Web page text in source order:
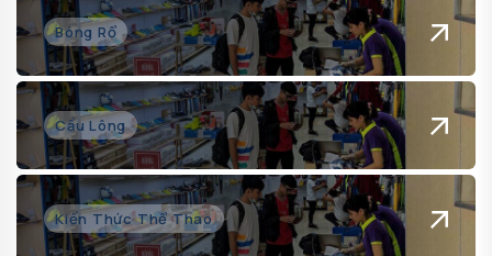
Bóng Rổ
Cầu Lông
Kiến Thức Thể Thao